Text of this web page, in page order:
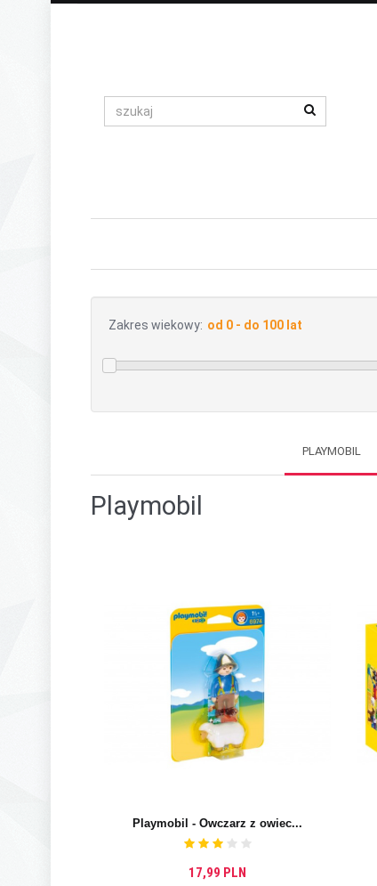
Zakres wiekowy:
PLAYMOBIL
Playmobil
Playmobil - Owczarz z owiec...
17,99 PLN